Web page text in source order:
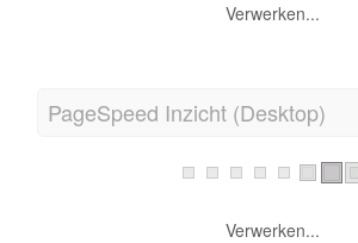
Verwerken...
PageSpeed Inzicht (Desktop)
Verwerken...